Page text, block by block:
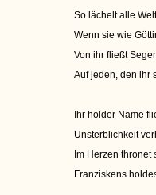
So lächelt alle
Wenn sie wie
Von ihr fließt
Auf jeden, den ihr
Ihr holder Name
Unsterblichkeit
Im Herzen
Franziskens